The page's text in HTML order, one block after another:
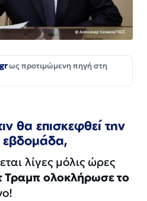
ως προτιμώμενη πηγή στη
θα επισκεφθεί την
εβδομάδα,
λίγες μόλις ώρες
Τραμπ ολοκλήρωσε το